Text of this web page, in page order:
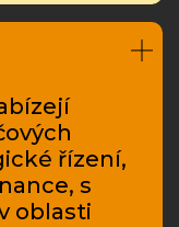
řízení,
s
oblasti